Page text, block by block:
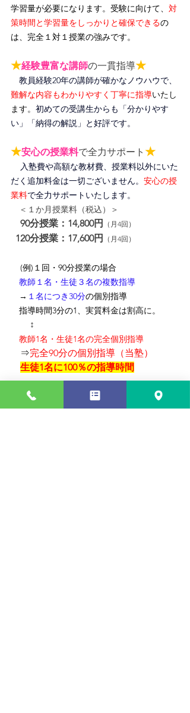
学習量が必要になります。受験に向けて、 対
策時間と学習量をしっかりと確保できるの
は、完全１対１授業の強みです。
★経験豊富な講師の一貫指導★
教員経験20年の講師が確かなノウハウで、
難解な内容もわかりやすく丁寧に指導いたし
ます。 初めての受講生からも「分かりやす
い」「納得の解説」と好評です。
★安心の授業料で全力サポート ★
入塾費や高額な教材費、授業料以外にいた
だく追加料金は一切ございません。 安心の授
業料で全力サポートいたします。
＜１か月授業料（税込）＞
90分授業：14,800円 （月4回）
120分授業：17,600円 （月4回）
(例)１回・90分授業の場合
教師１名・生徒３名の複数指導
→ １名につき30分の個別指導
指導時間3分の1、 実質料金は割高に。
↕
教師1名・生徒1名の完全個別指導
⇒完全90分の個別指導（当塾）
生徒1名に100％の指導時間
親御さんの声
「できる問題が増え勉強に自信がついたよう